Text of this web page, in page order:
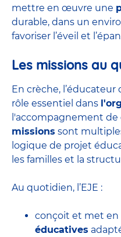
mettre en œuvre une
durable, dans un
favoriser l’éveil et
Les missions au
En crèche,
rôle essentiel dans
l'accompagnement
missions sont
logique de projet
les familles et la
Au quotidien, l’EJE :
conçoit et met
éducatives